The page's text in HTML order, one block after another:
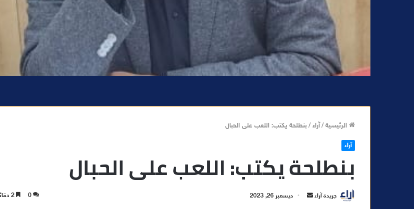
الرئيسية/آراء/بنطلحة يكتب: اللعب على الحبال
آراء
بنطلحة يكتب: اللعب على الحبال
جريدة آراء ديسمبر 26, 2023 0